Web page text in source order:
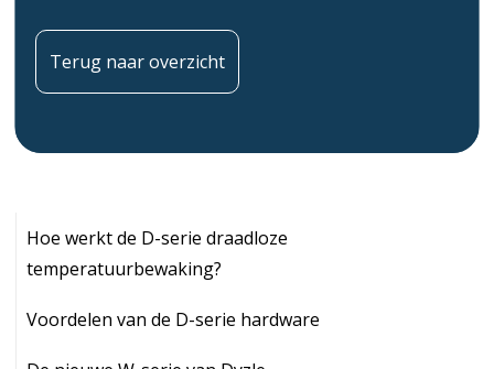
Terug naar overzicht
Hoe werkt de D-serie draadloze
temperatuurbewaking?
Voordelen van de D-serie hardware